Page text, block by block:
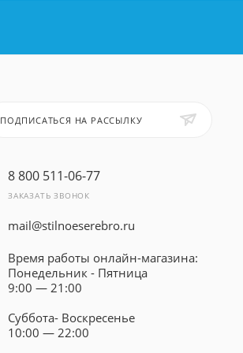
ПОДПИСАТЬСЯ НА РАССЫЛКУ
8 800 511-06-77
ЗАКАЗАТЬ ЗВОНОК
mail@stilnoeserebro.ru
Время работы онлайн-магазина:
Понедельник - Пятница
9:00 — 21:00
Суббота- Воскресенье
10:00 — 22:00